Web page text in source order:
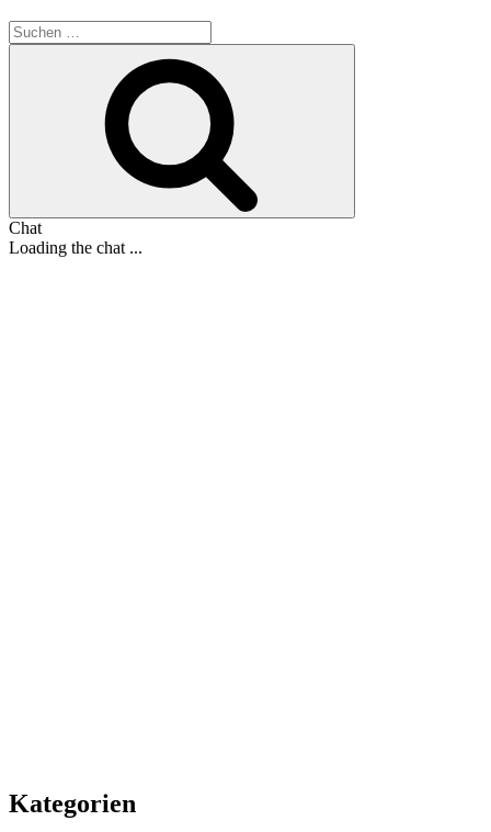
Suche
nach:
Chat
Loading the chat ...
Kategorien